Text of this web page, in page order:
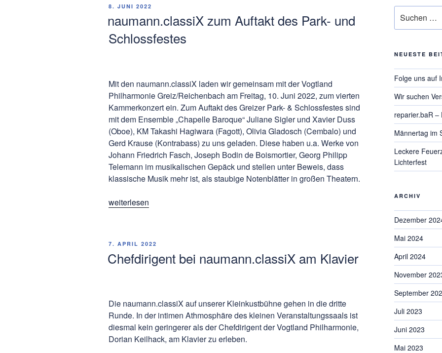
VERÖFFENTLICHT
8. JUNI 2022
naumann.classiX zum Auftakt des Park- und
Schlossfestes
Mit den naumann.classiX laden wir gemeinsam mit der Vogtland
Philharmonie Greiz/Reichenbach am Freitag, 10. Juni 2022, zum vierten
Kammerkonzert ein. Zum Auftakt des Greizer Park- & Schlossfestes sind
mit dem Ensemble „Chapelle Baroque“ Juliane Sigler und Xavier Duss
(Oboe), KM Takashi Hagiwara (Fagott), Olivia Gladosch (Cembalo) und
Gerd Krause (Kontrabass) zu uns geladen. Diese haben u.a. Werke von
Johann Friedrich Fasch, Joseph Bodin de Boismortier, Georg Philipp
Telemann im musikalischen Gepäck und stellen unter Beweis, dass
klassische Musik mehr ist, als staubige Notenblätter in großen Theatern.
„naumann.classiX
Park-
und
weiterlesen
VERÖFFENTLICHT
7. APRIL 2022
Chefdirigent bei naumann.classiX am Klavier
Die naumann.classiX auf unserer Kleinkustbühne gehen in die dritte
Runde. In der intimen Athmosphäre des kleinen Veranstaltungssaals ist
diesmal kein geringerer als der Chefdirigent der Vogtland Philharmonie,
Dorian Keilhack, am Klavier zu erleben.
nach:
NEUESTE
Folge uns auf
Wir suchen
reparier.baR –
Männertag im
Leckere
Lichterfest
ARCHIV
Dezember
Mai 2024
April 2024
November
September
Juli 2023
Juni 2023
Mai 2023